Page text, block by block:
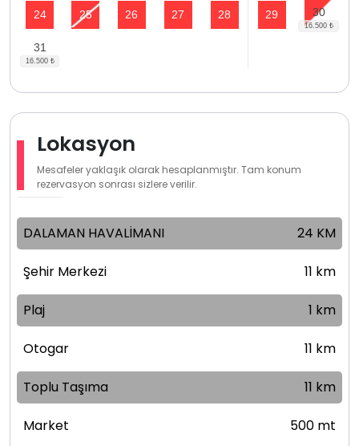
24 25 26 27 28 29 30
31
Lokasyon
Mesafeler yaklaşık olarak hesaplanmıştır. Tam konum
rezervasyon sonrası sizlere verilir.
DALAMAN HAVALİMANI 24 KM
Şehir Merkezi 11 km
Plaj 1 km
Otogar 11 km
Toplu Taşıma 11 km
Market 500 mt